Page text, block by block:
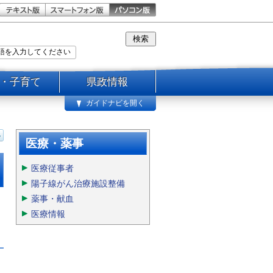
子育て 県政情報
ガイドナビを開く
医療・薬事
医療従事者
陽子線がん治療施設整備
薬事・献血
医療情報